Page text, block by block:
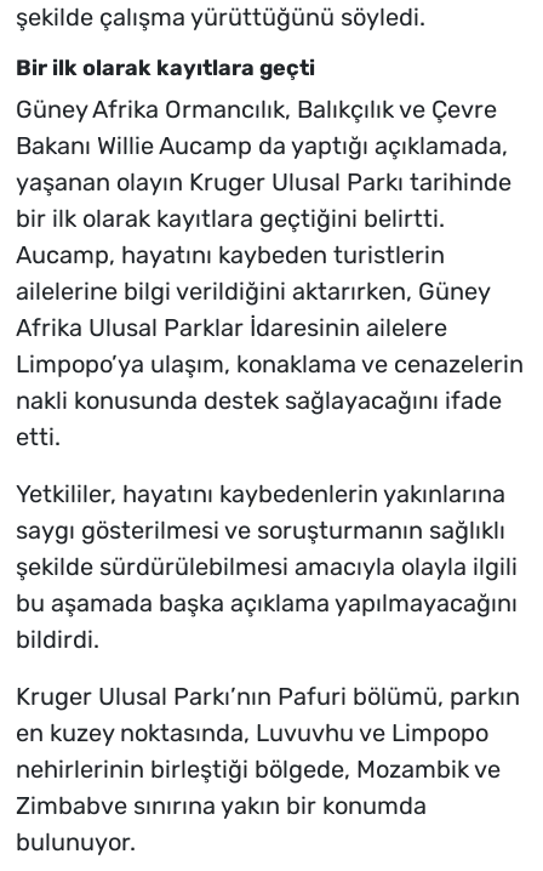
şekilde çalışma yürüttüğünü söyledi.
Bir ilk olarak kayıtlara geçti
Güney Afrika Ormancılık, Balıkçılık ve Çevre
Bakanı Willie Aucamp da yaptığı açıklamada,
yaşanan olayın Kruger Ulusal Parkı tarihinde
bir ilk olarak kayıtlara geçtiğini belirtti.
Aucamp, hayatını kaybeden turistlerin
ailelerine bilgi verildiğini aktarırken, Güney
Afrika Ulusal Parklar İdaresinin ailelere
Limpopo’ya ulaşım, konaklama ve cenazelerin
nakli konusunda destek sağlayacağını ifade
etti.
Yetkililer, hayatını kaybedenlerin yakınlarına
saygı gösterilmesi ve soruşturmanın sağlıklı
şekilde sürdürülebilmesi amacıyla olayla ilgili
bu aşamada başka açıklama yapılmayacağını
bildirdi.
Kruger Ulusal Parkı’nın Pafuri bölümü, parkın
en kuzey noktasında, Luvuvhu ve Limpopo
nehirlerinin birleştiği bölgede, Mozambik ve
Zimbabve sınırına yakın bir konumda
bulunuyor.